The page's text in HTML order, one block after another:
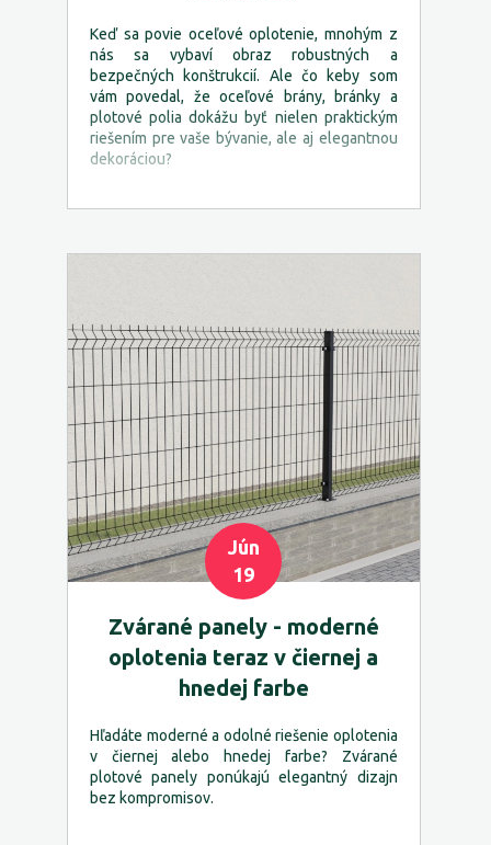
Keď sa povie oceľové oplotenie, mnohým z
nás sa vybaví obraz robustných a
bezpečných konštrukcií. Ale čo keby som
vám povedal, že oceľové brány, bránky a
plotové polia dokážu byť nielen praktickým
riešením pre vaše bývanie, ale aj elegantnou
dekoráciou?
Zvárané panely - moderné
oplotenia teraz v čiernej a
hnedej farbe
Hľadáte moderné a odolné riešenie oplotenia
v čiernej alebo hnedej farbe? Zvárané
plotové panely ponúkajú elegantný dizajn
bez kompromisov.
Jún
19